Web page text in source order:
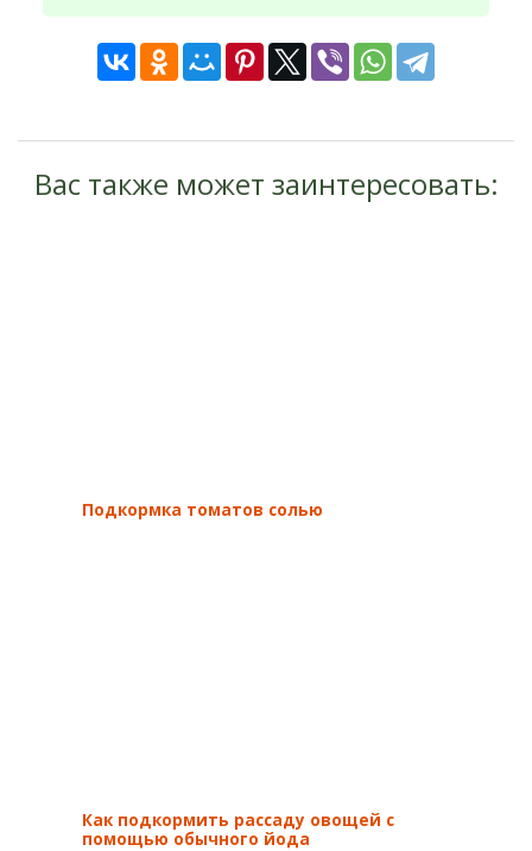
Вас также может заинтересовать:
Подкормка томатов солью
Как подкормить рассаду овощей с
помощью обычного йода